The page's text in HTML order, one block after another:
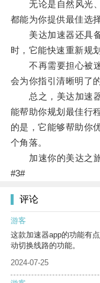
无论是自然风光、
都能为你提供最佳选
美达加速器还具备
时，它能快速重新规
不再需要担心被迷
会为你指引清晰明了
总之，美达加速器
能帮助你规划最佳行
的是，它能够帮助你
个角落。
加速你的美达之旅
#3#
评论
游客
这款加速器app的功能有
动切换线路的功能。
2024-07-25